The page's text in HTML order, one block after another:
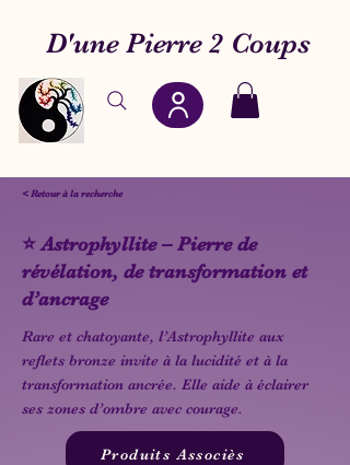
D'une Pierre 2 Coups
< Retour à la recherche
⭐ Astrophyllite – Pierre de
révélation, de transformation et
d’ancrage
Rare et chatoyante, l’Astrophyllite aux
reflets bronze invite à la lucidité et à la
transformation ancrée. Elle aide à éclairer
ses zones d’ombre avec courage.
Produits Associès